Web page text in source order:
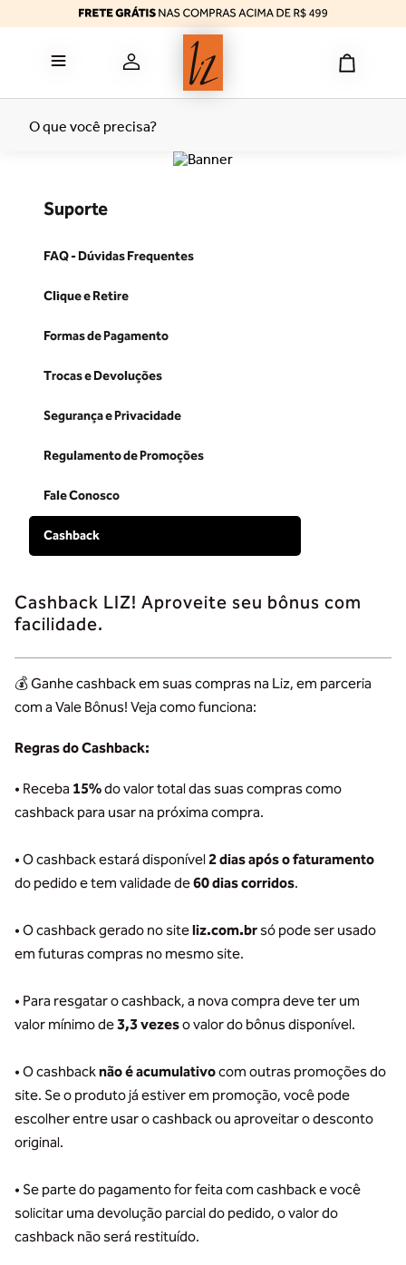
Suporte
FAQ - Dúvidas Frequentes
Clique e Retire
Formas de Pagamento
Trocas e Devoluções
Segurança e Privacidade
Regulamento de Promoções
Fale Conosco
Cashback
Cashback LIZ! Aproveite seu bônus com
facilidade.
💰 Ganhe cashback em suas compras na Liz, em parceria
com a Vale Bônus! Veja como funciona:
Regras do Cashback:
• Receba 15%do valor total das suas compras como
cashback para usar na próxima compra.
• O cashback estará disponível 2 dias após o faturamento
do pedido e tem validade de60 dias corridos.
• O cashback gerado no siteliz.com.brsó pode ser usado
em futuras compras no mesmo site.
• Para resgatar o cashback, a nova compra deve ter um
valor mínimo de3,3 vezeso valor do bônus disponível.
• O cashbacknão é acumulativocom outras promoções do
site. Se o produto já estiver em promoção, você pode
escolher entre usar o cashback ou aproveitar o desconto
original.
• Se parte do pagamento for feita com cashback e você
solicitar uma devolução parcial do pedido, o valor do
cashback não será restituído.
reducer
calcinha algodão
8º
9º tomara caia
10º bermuda